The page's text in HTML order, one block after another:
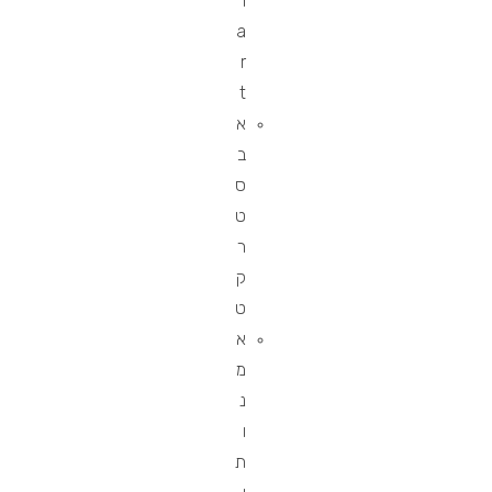
a
r
t
א
ב
ס
ט
ר
ק
ט
א
מ
נ
ו
ת